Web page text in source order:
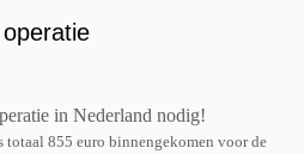
in Nederland nodig!
totaal 855 euro binnengekomen voor de